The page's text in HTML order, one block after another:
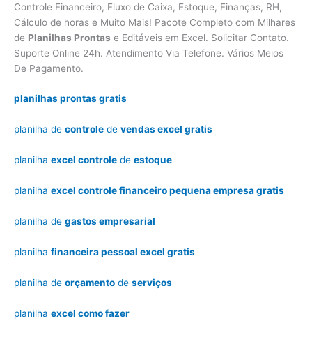
Controle Financeiro, Fluxo de Caixa, Estoque, Finanças, RH,
Cálculo de horas e Muito Mais! Pacote Completo com Milhares
de Planilhas Prontas e Editáveis em Excel. Solicitar Contato.
Suporte Online 24h. Atendimento Via Telefone. Vários Meios
De Pagamento.
planilhas prontas gratis
planilha de controle de vendas excel gratis
planilha excel controle de estoque
planilha excel controle financeiro pequena empresa gratis
planilha de gastos empresarial
planilha financeira pessoal excel gratis
planilha de orçamento de serviços
planilha excel como fazer